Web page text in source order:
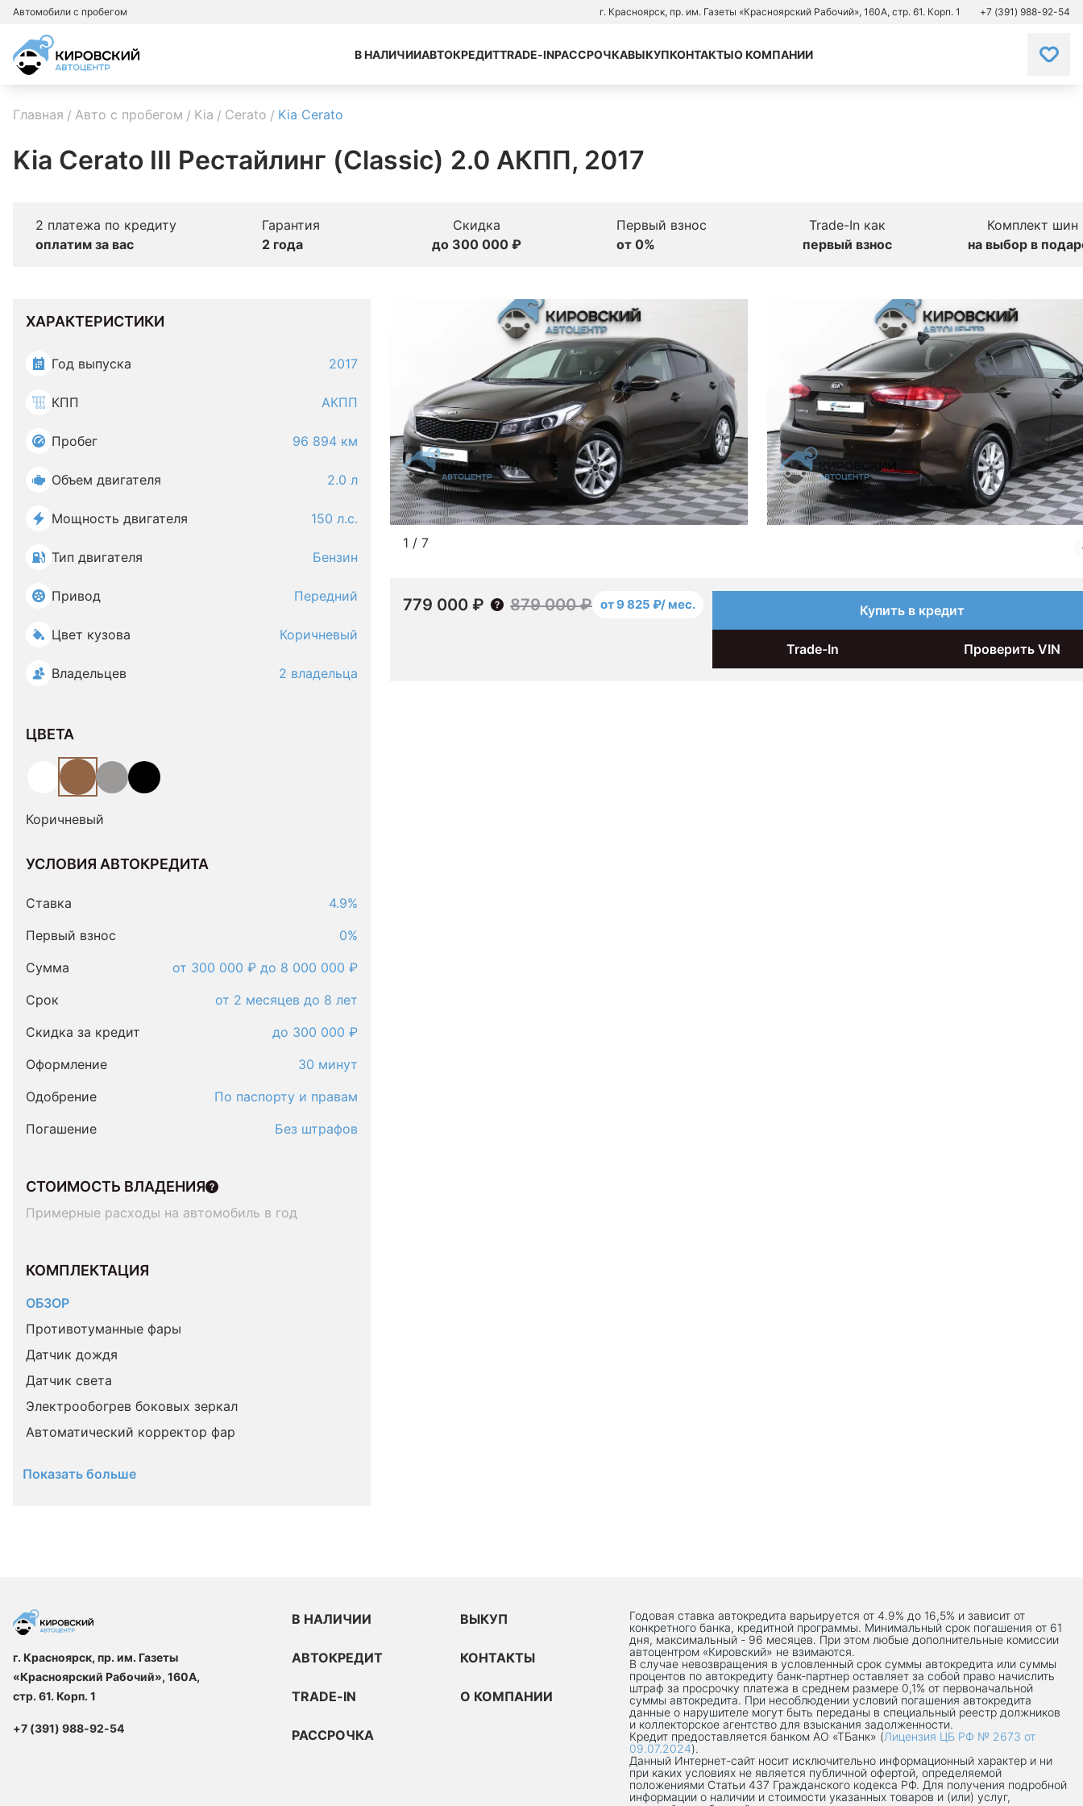
Автомобили с пробегом г. Красноярск, пр. им. Газеты «Красноярский Рабочий», 160А, стр. 61. Корп. 1 +7 (391) 988-92-54
В НАЛИЧИИАВТОКРЕДИТTRADE-INРАССРОЧКАВЫКУПКОНТАКТЫО КОМПАНИИ
Главная Авто с пробегом Kia Cerato Kia Cerato
Kia Cerato III Рестайлинг (Classic) 2.0 АКПП, 2017
2 платежа по кредиту
оплатим за вас
Гарантия
2 года
Скидка
до 300 000 ₽
Первый взнос
от 0%
Trade-In как
первый взнос
Комплект шин
на выбор в
ХАРАКТЕРИСТИКИ
Год выпуска 2017
КПП АКПП
Пробег 96 894 км
Объем двигателя 2.0 л
Мощность двигателя 150 л.с.
Тип двигателя Бензин
Привод Передний
Цвет кузова Коричневый
Владельцев 2 владельца
ЦВЕТА
Коричневый
УСЛОВИЯ АВТОКРЕДИТА
Ставка
4.9%
Первый взнос
0%
Сумма
от 300 000 ₽ до 8 000 000 ₽
Срок
от 2 месяцев до 8 лет
Скидка за кредит
до 300 000 ₽
Оформление
30 минут
Одобрение
По паспорту и правам
Погашение
Без штрафов
СТОИМОСТЬ ВЛАДЕНИЯ
Примерные расходы на автомобиль в год
КОМПЛЕКТАЦИЯ
ОБЗОР
Противотуманные фары
Датчик дождя
Датчик света
Электрообогрев боковых зеркал
Автоматический корректор фар
Показать больше
1 / 7
779 000 ₽ 879 000 ₽ от 9 825 ₽/ мес. Купить в кредит
Trade-In Проверить VIN
г. Красноярск, пр. им. Газеты
«Красноярский Рабочий», 160А,
стр. 61. Корп. 1
+7 (391) 988-92-54
В НАЛИЧИИ
АВТОКРЕДИТ
TRADE-IN
РАССРОЧКА
ВЫКУП
КОНТАКТЫ
О КОМПАНИИ
Годовая ставка автокредита варьируется от 4.9% до 16,5% и зависит от
конкретного банка, кредитной программы. Минимальный срок погашения от 61
дня, максимальный - 96 месяцев. При этом любые дополнительные комиссии
автоцентром «Кировский» не взимаются.
В случае невозвращения в условленный срок суммы автокредита или суммы
процентов по автокредиту банк-партнер оставляет за собой право начислить
штраф за просрочку платежа в среднем размере 0,1% от первоначальной
суммы автокредита. При несоблюдении условий погашения автокредита
данные о нарушителе могут быть переданы в специальный реестр должников
и коллекторское агентство для взыскания задолженности.
Кредит предоставляется банком АО «ТБанк» (Лицензия ЦБ РФ № 2673 от
09.07.2024).
Данный Интернет-сaйт носит исключительно информационный характер и ни
при каких условиях не является публичной офертой, определяемой
положениями Статьи 437 Гражданского кодекса РФ. Для получения подробной
информации о наличии и стоимости указанных товаров и (или) услуг,